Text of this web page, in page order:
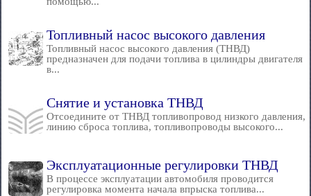
Топливный насос высокого давления
Топливный насос высокого давления (ТНВД)
предназначен для подачи топлива в цилиндры двигателя
в...
Снятие и установка ТНВД
Отсоедините от ТНВД топливопровод низкого давления,
линию сброса топлива, топливопроводы высокого...
Эксплуатационные регулировки ТНВД
В процессе эксплуатации автомобиля проводится
регулировка момента начала впрыска топлива...